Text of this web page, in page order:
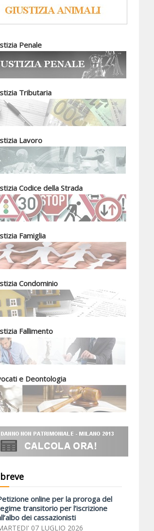
Penale
Tributaria
Lavoro
Codice della Strada
Famiglia
Condominio
Fallimento
e Deontologia
online per la proroga del
transitorio per l’iscrizione
dei cassazionisti
07 LUGLIO 2026